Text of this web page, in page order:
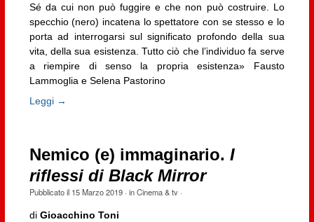
Sé da cui non può fuggire e che non può costruire. Lo
specchio (nero) incatena lo spettatore con se stesso e lo
porta ad interrogarsi sul significato profondo della sua
vita, della sua esistenza. Tutto ciò che l’individuo fa serve
a riempire di senso la propria esistenza» Fausto
Lammoglia e Selena Pastorino
Leggi →
Nemico (e) immaginario. I
riflessi di Black Mirror
Pubblicato il 15 Marzo 2019· inCinema & tv·
diGioacchino Toni